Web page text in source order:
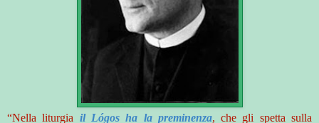
“Nella liturgia il Lógos ha la preminenza, che gli spetta sulla